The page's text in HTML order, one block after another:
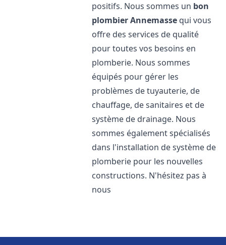
positifs. Nous sommes un bon
plombierAnnemasse qui vous
offre des services de qualité
pour toutes vos besoins en
plomberie. Nous sommes
équipés pour gérer les
problèmes de tuyauterie, de
chauffage, de sanitaires et de
système de drainage. Nous
sommes également spécialisés
dans l'installation de système de
plomberie pour les nouvelles
constructions. N'hésitez pas à
nous